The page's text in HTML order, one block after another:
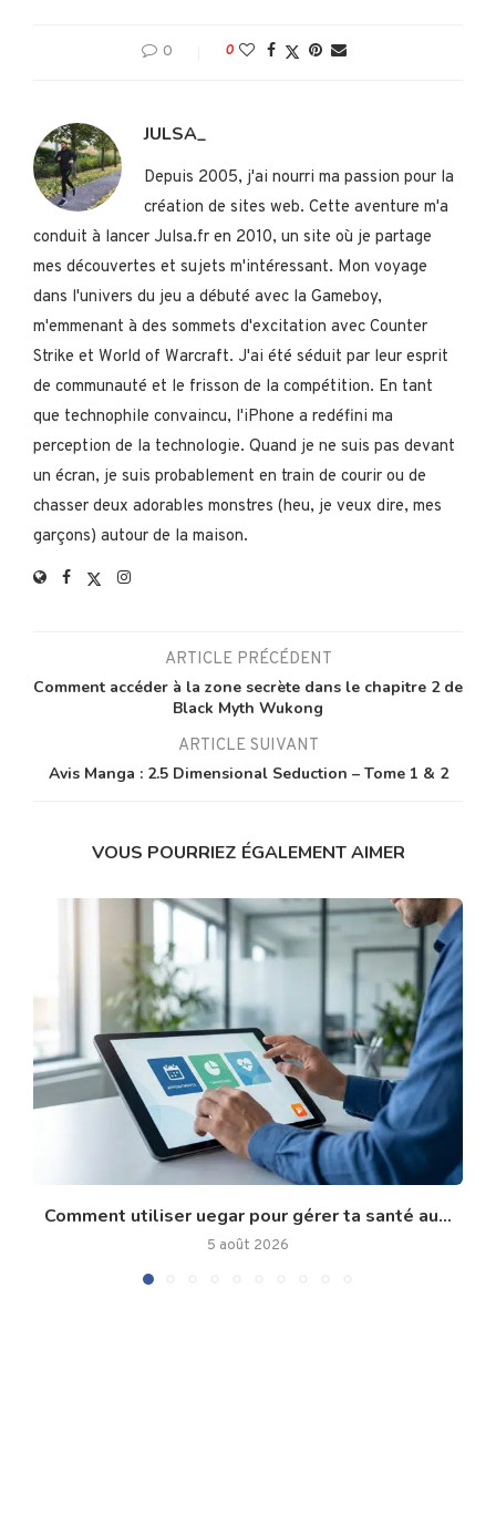
0 0
JULSA_
Depuis 2005, j'ai nourri ma passion pour la
création de sites web. Cette aventure m'a
conduit à lancer Julsa.fr en 2010, un site où je partage
mes découvertes et sujets m'intéressant. Mon voyage
dans l'univers du jeu a débuté avec la Gameboy,
m'emmenant à des sommets d'excitation avec Counter
Strike et World of Warcraft. J'ai été séduit par leur esprit
de communauté et le frisson de la compétition. En tant
que technophile convaincu, l'iPhone a redéfini ma
perception de la technologie. Quand je ne suis pas devant
un écran, je suis probablement en train de courir ou de
chasser deux adorables monstres (heu, je veux dire, mes
garçons) autour de la maison.
ARTICLE PRÉCÉDENT
Comment accéder à la zone secrète dans le chapitre 2 de
Black Myth Wukong
ARTICLE SUIVANT
Avis Manga : 2.5 Dimensional Seduction – Tome 1 & 2
VOUS POURRIEZ ÉGALEMENT AIMER
Comment utiliser uegar pour gérer ta santé au...
5 août 2026